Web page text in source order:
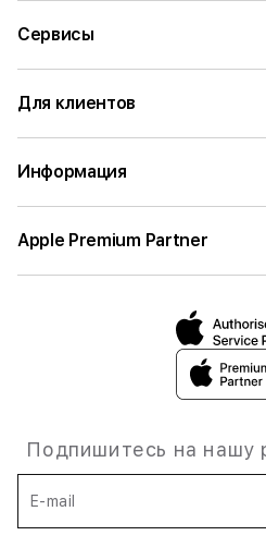
Сервисы
Для клиентов
Информация
Apple Premium Partner
Подпишитесь на нашу
E-mail